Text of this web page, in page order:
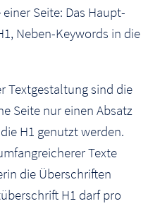
Seite: Das Haupt-
Neben-Keywords in die
Textgestaltung sind die
Seite nur einen Absatz
H1 genutzt werden.
Texte
die Überschriften
H1 darf pro